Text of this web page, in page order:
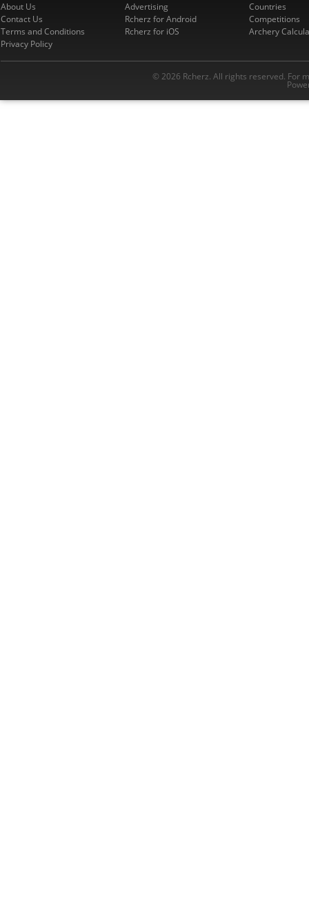
About Us
Contact Us
Terms and Conditions
Privacy Policy
Advertising
Rcherz for Android
Rcherz for iOS
Countries
Competitions
Archery
© 2026 Rcherz. All rights reserved. For